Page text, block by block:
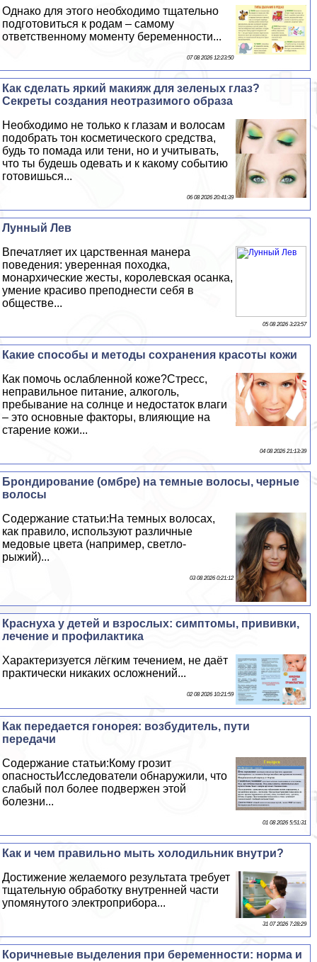
Однако для этого необходимо тщательно
подготовиться к родам – самому
ответственному моменту беременности...
07 08 2026 12:23:50
Как сделать яркий макияж для зеленых глаз?
Секреты создания неотразимого образа
Необходимо не только к глазам и волосам
подобрать тон косметического средства,
будь то помада или тени, но и учитывать,
что ты будешь одевать и к какому событию
готовишься...
06 08 2026 20:41:39
Лунный Лев
Впечатляет их царственная манера
поведения: уверенная походка,
монархические жесты, королевская осанка,
умение красиво преподнести себя в
обществе...
05 08 2026 3:23:57
Какие способы и методы сохранения красоты кожи
Как помочь ослабленной коже?Стресс,
неправильное питание, алкоголь,
пребывание на солнце и недостаток влаги
– это основные факторы, влияющие на
старение кожи...
04 08 2026 21:13:39
Брондирование (омбре) на темные волосы, черные
волосы
Содержание статьи:На темных волосах,
как правило, используют различные
медовые цвета (например, светло-
рыжий)...
03 08 2026 0:21:12
Краснуха у детей и взрослых: симптомы, прививки,
лечение и профилактика
Хаpaктеризуется лёгким течением, не даёт
пpaктически никаких осложнений...
02 08 2026 10:21:59
Как передается гoнopeя: возбудитель, пути
передачи
Содержание статьи:Кому грозит
опасностьИсследователи обнаружили, что
слабый пол более подвержен этой
болезни...
01 08 2026 5:51:31
Как и чем правильно мыть холодильник внутри?
Достижение желаемого результата требует
тщательную обработку внутренней части
упомянутого электроприбора...
31 07 2026 7:28:29
Коричневые выделения при беременности: норма и